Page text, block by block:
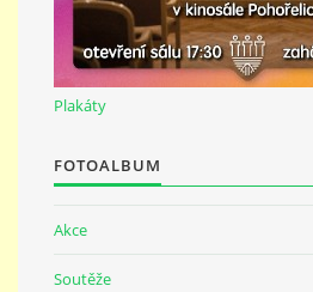
ZUŠ Pohořelice
Školní 462
Pohořelice
© 2026 eStránky.cz
Plakáty
FOTOALBUM
Akce
Soutěže